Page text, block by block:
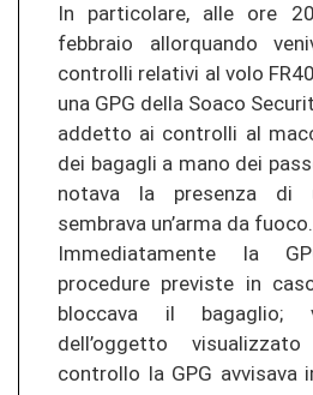
In particolare, alle ore
febbraio allorquando
controlli relativi al volo
una GPG della Soaco
addetto ai controlli al
dei bagagli a mano dei
notava la presenza di
sembrava un’arma da fuoco.
Immediatamente la
procedure previste in
bloccava il bagaglio;
dell’oggetto
controllo la GPG avvisava